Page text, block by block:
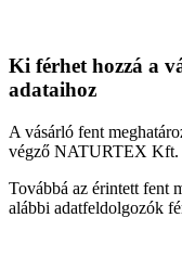
Ki férhet hozzá a
adataihoz
A vásárló fent
végző NATURTEX Kft.
Továbbá az érintett fent
alábbi adatfeldolgozók